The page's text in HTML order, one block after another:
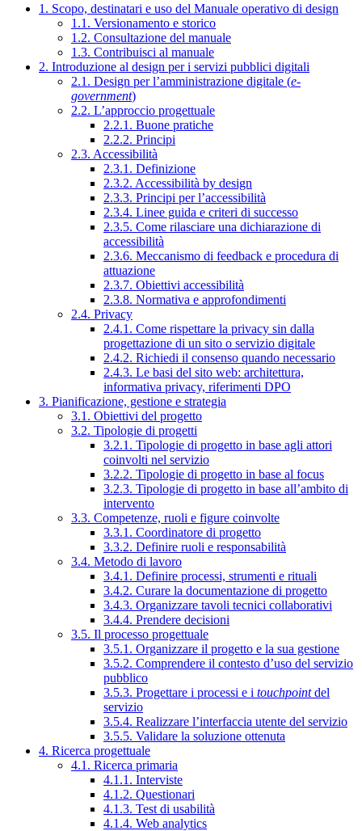
1. Scopo, destinatari e uso del Manuale operativo di design
1.1. Versionamento e storico
1.2. Consultazione del manuale
1.3. Contribuisci al manuale
2. Introduzione al design per i servizi pubblici digitali
2.1. Design per l’amministrazione digitale (e-
government)
2.2. L’approccio progettuale
2.2.1. Buone pratiche
2.2.2. Principi
2.3. Accessibilità
2.3.1. Definizione
2.3.2. Accessibilità by design
2.3.3. Principi per l’accessibilità
2.3.4. Linee guida e criteri di successo
2.3.5. Come rilasciare una dichiarazione di
accessibilità
2.3.6. Meccanismo di feedback e procedura di
attuazione
2.3.7. Obiettivi accessibilità
2.3.8. Normativa e approfondimenti
2.4. Privacy
2.4.1. Come rispettare la privacy sin dalla
progettazione di un sito o servizio digitale
2.4.2. Richiedi il consenso quando necessario
2.4.3. Le basi del sito web: architettura,
informativa privacy, riferimenti DPO
3. Pianificazione, gestione e strategia
3.1. Obiettivi del progetto
3.2. Tipologie di progetti
3.2.1. Tipologie di progetto in base agli attori
coinvolti nel servizio
3.2.2. Tipologie di progetto in base al focus
3.2.3. Tipologie di progetto in base all’ambito di
intervento
3.3. Competenze, ruoli e figure coinvolte
3.3.1. Coordinatore di progetto
3.3.2. Definire ruoli e responsabilità
3.4. Metodo di lavoro
3.4.1. Definire processi, strumenti e rituali
3.4.2. Curare la documentazione di progetto
3.4.3. Organizzare tavoli tecnici collaborativi
3.4.4. Prendere decisioni
3.5. Il processo progettuale
3.5.1. Organizzare il progetto e la sua gestione
3.5.2. Comprendere il contesto d’uso del servizio
pubblico
3.5.3. Progettare i processi e i touchpointdel
servizio
3.5.4. Realizzare l’interfaccia utente del servizio
3.5.5. Validare la soluzione ottenuta
4. Ricerca progettuale
4.1. Ricerca primaria
4.1.1. Interviste
4.1.2. Questionari
4.1.3. Test di usabilità
4.1.4. Web analytics